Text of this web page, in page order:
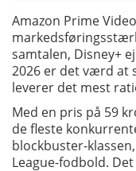
Amazon Prime
samtalen, Disney+
2026 er det værd at
leverer det mest
Med en pris på 59
de fleste
blockbuster-
League-fodbold.